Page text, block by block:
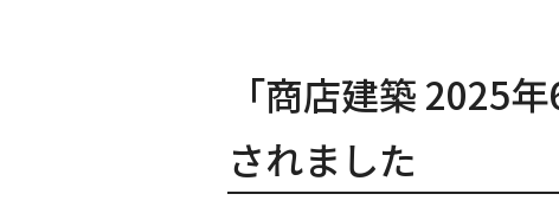
「商店建築 2025
されました